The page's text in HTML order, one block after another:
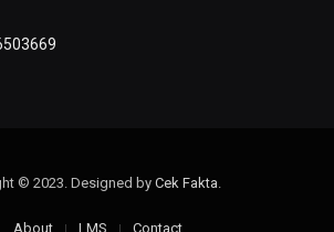
© 2023. Designed by Cek Fakta.
About LMS Contact